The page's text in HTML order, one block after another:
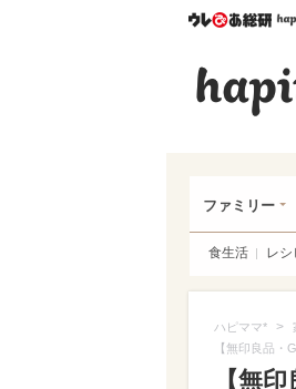
ウ
ファミリー
食生活 レシ
ハピママ* >
【無印良品・
【無